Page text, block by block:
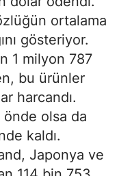
ortalama
gösteriyor.
1 milyon 787
bu ürünler
harcandı.
önde olsa da
kaldı.
Japonya ve